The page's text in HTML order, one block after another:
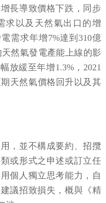
長導致價格下跌，同步
求以及天然氣出口的增
需求年增7%達到310億
然氣發電產能上線的影
放緩至年增1.3%，2021
天然氣價格回升以及其
，並不構成要約、招攬
或形式之申述或訂立任
個人獨立思考能力，自
議招致損失，概與《精